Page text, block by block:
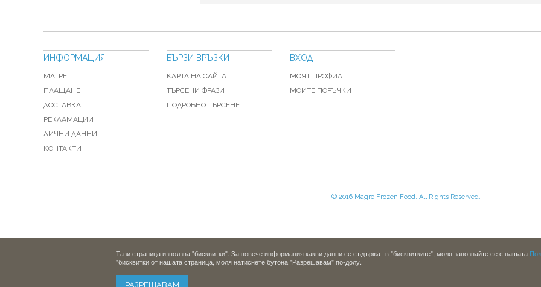
ИНФОРМАЦИЯ
МАГРЕ
ПЛАЩАНЕ
ДОСТАВКА
РЕКЛАМАЦИИ
ЛИЧНИ ДАННИ
КОНТАКТИ
БЪРЗИ ВРЪЗКИ
КАРТА НА САЙТА
ТЪРСЕНИ ФРАЗИ
ПОДРОБНО ТЪРСЕНЕ
ВХОД
МОЯТ ПРОФИЛ
МОИТЕ ПОРЪЧКИ
© 2016 Magre Frozen Food. All Rights Reserved.
Тази страница използва "бисквитки". За повече информация какви данни се съдържат в "бисквитките", моля запознайте се с нашата
"бисквитки от нашата страница, моля натиснете бутона "Разрешавам" по-долу.
РАЗРЕШАВАМ